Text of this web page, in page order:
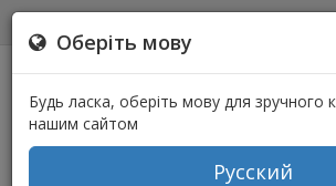
Оберіть мову
Будь ласка, оберіть мову для зручного
нашим сайтом
Русский